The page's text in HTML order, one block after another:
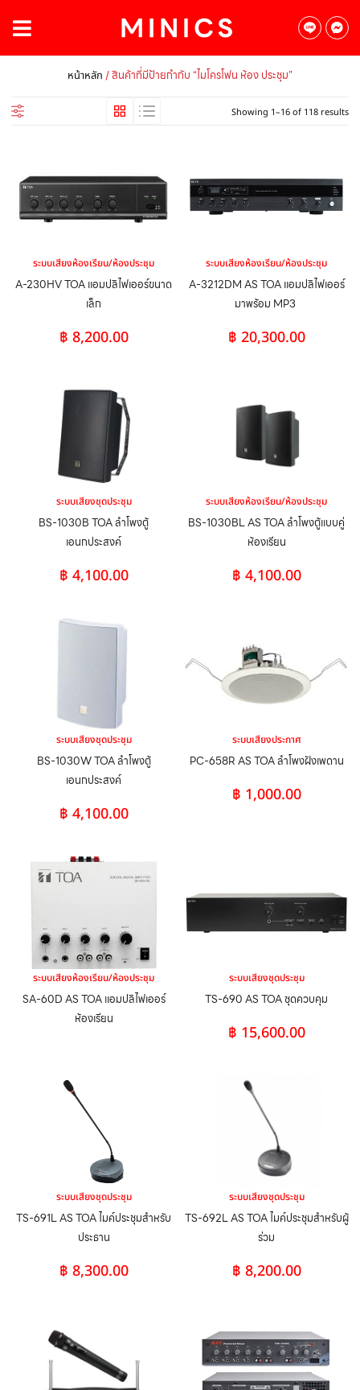
หน้าหลัก / สินค้าที่มีป้ายกำกับ “ไมโครโฟน ห้อง ประชุม”
Showing 1–16 of 118 results
ระบบเสียงห้องเรียน/ห้องประชุม
A-230HV TOA แอมปลิไฟเออร์ขนาด
เล็ก
฿ 8,200.00
ระบบเสียงห้องเรียน/ห้องประชุม
A-3212DM AS TOA แอมปลิไฟเออร์
มาพร้อม MP3
฿ 20,300.00
ระบบเสียงชุดประชุม
BS-1030B TOA ลำโพงตู้
เอนกประสงค์
฿ 4,100.00
ระบบเสียงห้องเรียน/ห้องประชุม
BS-1030BL AS TOA ลำโพงตู้แบบคู่
ห้องเรียน
฿ 4,100.00
ระบบเสียงชุดประชุม
BS-1030W TOA ลำโพงตู้
เอนกประสงค์
฿ 4,100.00
ระบบเสียงประกาศ
PC-658R AS TOA ลำโพงฝังเพดาน
฿ 1,000.00
ระบบเสียงห้องเรียน/ห้องประชุม
SA-60D AS TOA แอมปลิไฟเออร์
ห้องเรียน
ระบบเสียงชุดประชุม
TS-690 AS TOA ชุดควบคุม
฿ 15,600.00
ระบบเสียงชุดประชุม
TS-691L AS TOA ไมค์ประชุมสำหรับ
ประธาน
฿ 8,300.00
ระบบเสียงชุดประชุม
TS-692L AS TOA ไมค์ประชุมสำหรับผู้
ร่วม
฿ 8,200.00